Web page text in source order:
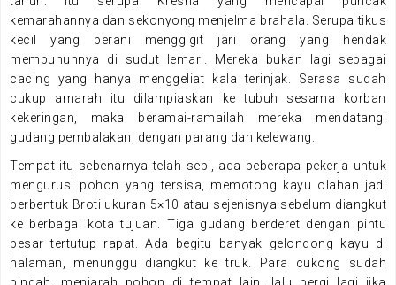
kemarahannya dan sekonyong menjelma brahala. Serupa tikus
kecil yang berani menggigit jari orang yang hendak
membunuhnya di sudut lemari. Mereka bukan lagi sebagai
cacing yang hanya menggeliat kala terinjak. Serasa sudah
cukup amarah itu dilampiaskan ke tubuh sesama korban
kekeringan, maka beramai-ramailah mereka mendatangi
gudang pembalakan, dengan parang dan kelewang.
Tempat itu sebenarnya telah sepi, ada beberapa pekerja untuk
mengurusi pohon yang tersisa, memotong kayu olahan jadi
berbentuk Broti ukuran 5×10 atau sejenisnya sebelum diangkut
ke berbagai kota tujuan. Tiga gudang berderet dengan pintu
besar tertutup rapat. Ada begitu banyak gelondong kayu di
halaman, menunggu diangkut ke truk. Para cukong sudah